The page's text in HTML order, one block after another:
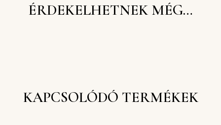
ÉRDEKELHETNEK MÉG…
KAPCSOLÓDÓ TERMÉKEK